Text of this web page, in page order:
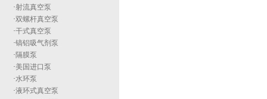
·射流真空泵
·双螺杆真空泵
·干式真空泵
·镐铝吸气剂泵
· 隔膜泵
·美国进口泵
·水环泵
·液环式真空泵